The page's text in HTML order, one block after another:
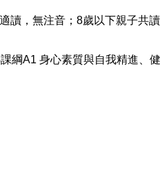
，無注音；8歲以下親子共讀
A1 身心素質與自我精進、健